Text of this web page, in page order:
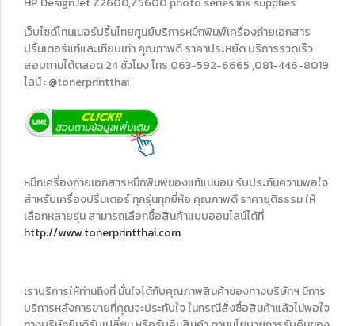
เว็บไซด์โทนเนอร์ปริ้นไทยศูนย์บริการหมึกพิมพ์เครื่องถ่ายเอกสาร
ปริ้นเตอร์แท้และเทียบเท่า คุณภาพดี ราคาประหยัด บริการรวดเร็ว
สอบถามได้ตลอด 24 ชั่วโมง โทร 063-592-6665 ,081-446-8019
ไลน์ : @tonerprintthai
หมึกเครื่องถ่ายเอกสารหมึกพิมพ์ของแท้แน่นอน รับประกันความพอใจ
สำหรับเครื่องปริ้นเตอร์ ทุกรุ่นทุกยี่ห้อ คุณภาพดี ราคายุติธรรม ให้
เลือกหลายรุ่น สามารถเลือกซื้อสินค้าแบบออนไลน์ได้ที่
http://www.tonerprintthai.com
เราบริการให้ท่านถึงที่ มั่นใจได้กับคุณภาพสินค้าของทางบริษัทฯ มีการ
บริการหลังการขายที่คุณจะประทับใจ ในกรณีสั่งซื้อสินค้าแล้วไม่พอใจ